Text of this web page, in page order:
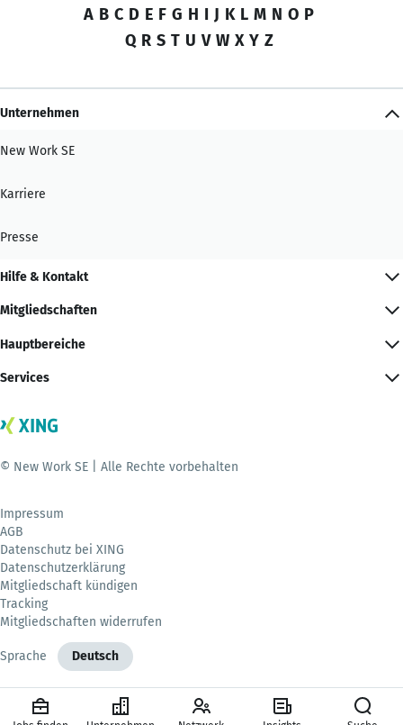
A B C D E F G H I J K L M N O P
Q R S T U V W X Y Z
Unternehmen
New Work SE
Karriere
Presse
Hilfe & Kontakt
Mitgliedschaften
Hauptbereiche
Services
© New Work SE | Alle Rechte vorbehalten
Impressum
AGB
Datenschutz bei XING
Datenschutzerklärung
Mitgliedschaft kündigen
Tracking
Mitgliedschaften widerrufen
Sprache Deutsch